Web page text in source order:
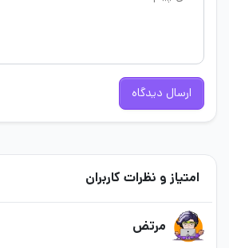
ارسال دیدگاه
امتیاز و نظرات کاربران
مرتض